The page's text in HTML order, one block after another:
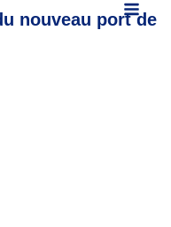
nouveau port de